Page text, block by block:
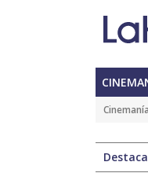
Cinemanía